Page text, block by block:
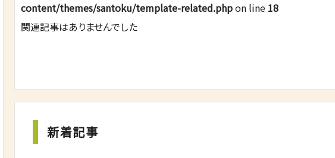
content/themes/santoku/template-related.phpon line 18
関連記事はありませんでした
新着記事